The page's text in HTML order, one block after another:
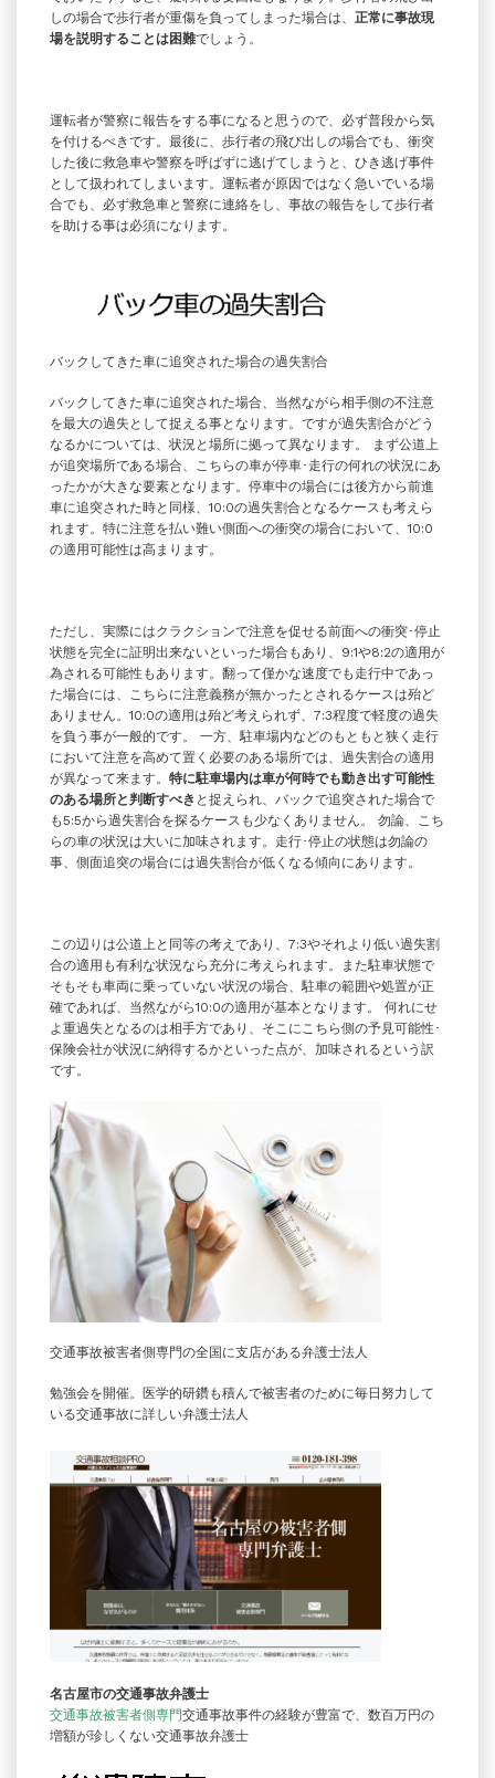
しの場合で歩行者が重傷を負ってしまった場合は、 正常に事故現
場を説明することは困難でしょう。
運転者が警察に報告をする事になると思うので、必ず普段から気
を付けるべきです。最後に、歩行者の飛び出しの場合でも、衝突
した後に救急車や警察を呼ばずに逃げてしまうと、ひき逃げ事件
として扱われてしまいます。運転者が原因ではなく急いでいる場
合でも、必ず救急車と警察に連絡をし、事故の報告をして歩行者
を助ける事は必須になります。
バックしてきた車に追突された場合の過失割合
バックしてきた車に追突された場合、当然ながら相手側の不注意
を最大の過失として捉える事となります。ですが過失割合がどう
なるかについては、状況と場所に拠って異なります。 まず公道上
が追突場所である場合、こちらの車が停車･走行の何れの状況にあ
ったかが大きな要素となります。停車中の場合には後方から前進
車に追突された時と同様、10:0の過失割合となるケースも考えら
れます。特に注意を払い難い側面への衝突の場合において、10:0
の適用可能性は高まります。
ただし、実際にはクラクションで注意を促せる前面への衝突･停止
状態を完全に証明出来ないといった場合もあり、9:1や8:2の適用が
為される可能性もあります。翻って僅かな速度でも走行中であっ
た場合には、こちらに注意義務が無かったとされるケースは殆ど
ありません。10:0の適用は殆ど考えられず、7:3程度で軽度の過失
を負う事が一般的です。 一方、駐車場内などのもともと狭く走行
において注意を高めて置く必要のある場所では、過失割合の適用
が異なって来ます。 特に駐車場内は車が何時でも動き出す可能性
のある場所と判断すべき と捉えられ、バックで追突された場合で
も5:5から過失割合を探るケースも少なくありません。 勿論、こち
らの車の状況は大いに加味されます。走行･停止の状態は勿論の
事、側面追突の場合には過失割合が低くなる傾向にあります。
この辺りは公道上と同等の考えであり、7:3やそれより低い過失割
合の適用も有利な状況なら充分に考えられます。また駐車状態で
そもそも車両に乗っていない状況の場合、駐車の範囲や処置が正
確であれば、当然ながら10:0の適用が基本となります。 何れにせ
よ重過失となるのは相手方であり、そこにこちら側の予見可能性･
保険会社が状況に納得するかといった点が、加味されるという訳
です。
交通事故被害者側専門の全国に支店がある弁護士法人
勉強会を開催。医学的研鑽も積んで被害者のために毎日努力して
いる交通事故に詳しい弁護士法人
名古屋市の交通事故弁護士
交通事故被害者側専門交通事故事件の経験が豊富で、数百万円の
増額が珍しくない交通事故弁護士